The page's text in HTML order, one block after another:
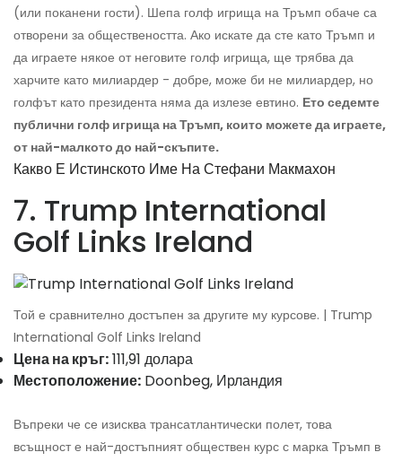
(или поканени гости). Шепа голф игрища на Тръмп обаче са
отворени за обществеността. Ако искате да сте като Тръмп и
да играете някое от неговите голф игрища, ще трябва да
харчите като милиардер - добре, може би не милиардер, но
голфът като президента няма да излезе евтино. Ето седемте
публични голф игрища на Тръмп, които можете да играете,
от най-малкото до най-скъпите.
Какво Е Истинското Име На Стефани Макмахон
7. Trump International
Golf Links Ireland
Той е сравнително достъпен за другите му курсове. | Trump
International Golf Links Ireland
Цена на кръг:111,91 долара
Местоположение: Doonbeg, Ирландия
Въпреки че се изисква трансатлантически полет, това
всъщност е най-достъпният обществен курс с марка Тръмп в